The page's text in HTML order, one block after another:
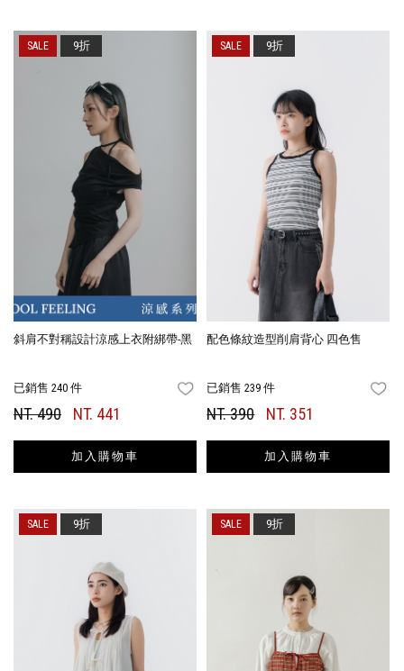
斜肩不對稱設計涼感上衣附綁帶-黑
已銷售 240 件 FAVORITES
NT. 490 NT. 441
加入購物車
9折
配色條紋造型削肩背心 四色售
已銷售 239 件
NT. 390 NT. 351
加入購物車
9折
9折 9折